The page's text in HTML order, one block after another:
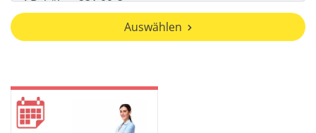
Auswählen